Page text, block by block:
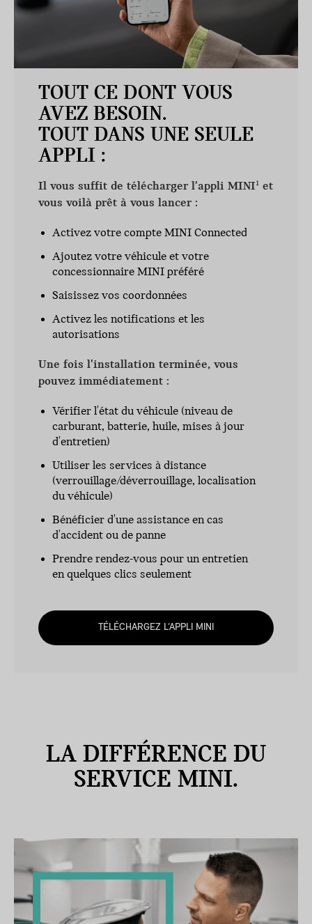
TOUT CE DONT VOUS
AVEZ BESOIN.
TOUT DANS UNE SEULE
APPLI :
Il vous suffit de télécharger l'appli MINI 1
et
vous voilà prêt à vous lancer :
Activez votre compte MINI Connected
Ajoutez votre véhicule et votre
concessionnaire MINI préféré
Saisissez vos coordonnées
Activez les notifications et les
autorisations
Une fois l'installation terminée, vous
pouvez immédiatement :
Vérifier l'état du véhicule (niveau de
carburant, batterie, huile, mises à jour
d'entretien)
Utiliser les services à distance
(verrouillage/déverrouillage, localisation
du véhicule)
Bénéficier d'une assistance en cas
d'accident ou de panne
Prendre rendez-vous pour un entretien
en quelques clics seulement
TÉLÉCHARGEZ L’APPLI MINI
LA DIFFÉRENCE DU
SERVICE MINI.